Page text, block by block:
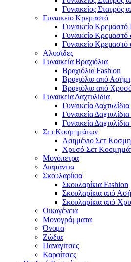
Γυναικείος Σταυρός
Γυναικείο Κρεμαστό
Γυναικείο Κρεμαστό
Γυναικείο Κρεμαστό
Γυναικείο
Αλυσίδες
Γυναικεία Βραχιόλια
Βραχιόλια Fashion
Βραχιόλια από Ασήμι
Βραχιόλια από
Γυναικεία Δαχτυλίδια
Γυναικεία
Γυναικεία
Γυναικεία
Σετ Κοσμημάτων
Ασημένιο Σετ
Χρυσό Σετ
Μονόπετρα
Διαμάντια
Σκουλαρίκια
Σκουλαρίκια Fashion
Σκουλαρίκια από
Σκουλαρίκια από
Οικογένεια
Μονογράμματα
Όνομα
Ζώδια
Παναγίτσες
Καρφίτσες